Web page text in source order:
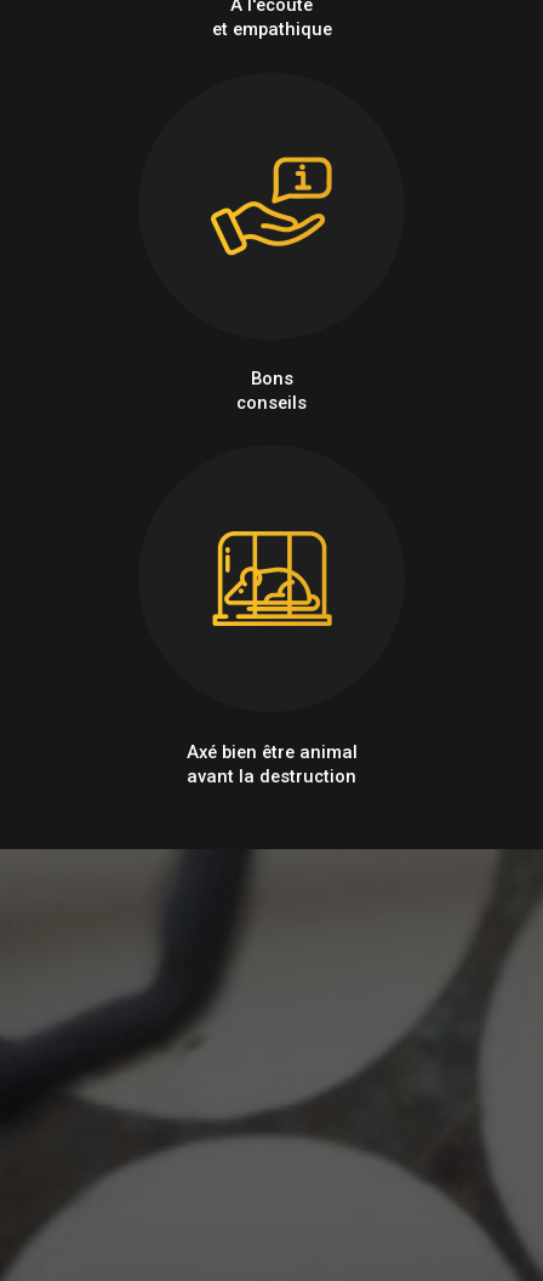
À l'écoute
et empathique
Bons
conseils
Axé bien être animal
avant la destruction